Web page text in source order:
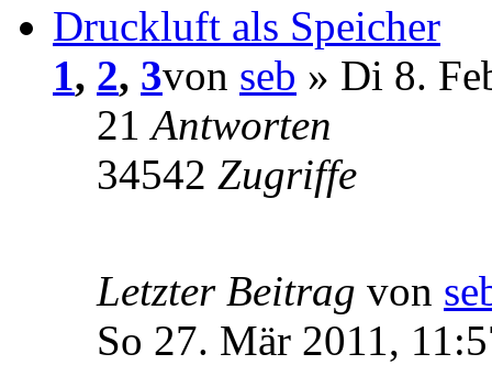
Druckluft als Speicher
1, 2, 3von seb » Di 8.
21Antworten
34542 Zugriffe
Letzter Beitrag von
So 27. Mär 2011,